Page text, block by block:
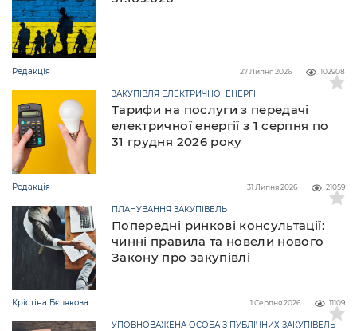
Редакція 102908
27 Липня 2026
Тарифи на послуги з передачі
електричної енергії з 1 серпня по
31 грудня 2026 року
ЗАКУПІВЛЯ ЕЛЕКТРИЧНОЇ ЕНЕРГІЇ
Редакція 21059
31 Липня 2026
Попередні ринкові консультації:
чинні правила та новели нового
Закону про закупівлі
ПЛАНУВАННЯ ЗАКУПІВЕЛЬ
Крістіна Бєлякова 11109
1 Серпня 2026
УПОВНОВАЖЕНА ОСОБА З ПУБЛІЧНИХ ЗАКУПІВЕЛЬ